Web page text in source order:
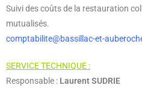
Suivi des coûts de la restauration
mutualisés.
comptabilite@bassillac-et-
SERVICE TECHNIQUE :
Responsable : Laurent SUDRIE